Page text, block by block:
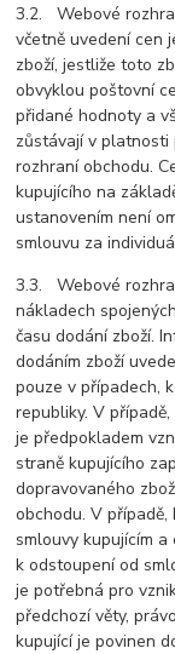
3.2. Webové
včetně uvedení cen
zboží, jestliže toto
obvyklou poštovní
přidané hodnoty a
zůstávají v platnosti
rozhraní obchodu.
kupujícího na
ustanovením není
smlouvu za
3.3. Webové
nákladech
času dodání zboží.
dodáním zboží
pouze v případech,
republiky. V
je předpokladem
straně kupujícího
dopravovaného
obchodu. V
smlouvy kupujícím
k odstoupení od
je potřebná pro
předchozí věty,
kupující je povinen